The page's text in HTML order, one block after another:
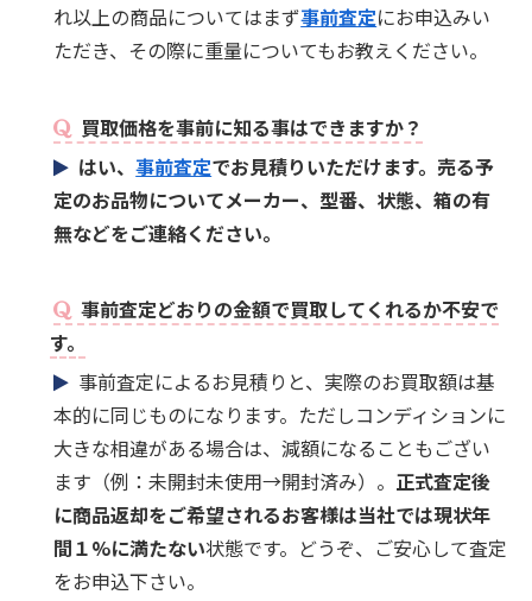
れ以上の商品についてはまず事前査定にお申込みい
ただき、その際に重量についてもお教えください。
買取価格を事前に知る事はできますか？
はい、事前査定でお見積りいただけます。売る予
定のお品物についてメーカー、型番、状態、箱の有
無などをご連絡ください。
事前査定どおりの金額で買取してくれるか不安で
す。
事前査定によるお見積りと、実際のお買取額は基
本的に同じものになります。ただしコンディションに
大きな相違がある場合は、減額になることもござい
ます（例：未開封未使用→開封済み）。 正式査定後
に商品返却をご希望されるお客様は当社では現状年
間１%に満たない状態です。どうぞ、ご安心して査定
をお申込下さい。